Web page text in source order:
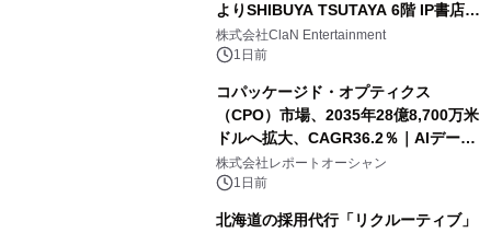
よりSHIBUYA TSUTAYA 6階 IP書店で
開催決定！！
株式会社ClaN Entertainment
1日前
コパッケージド・オプティクス
（CPO）市場、2035年28億8,700万米
ドルへ拡大、CAGR36.2％｜AIデータ
センター・高速光通信需要が成長を加
速
株式会社レポートオーシャン
1日前
北海道の採用代行「リクルーティブ」